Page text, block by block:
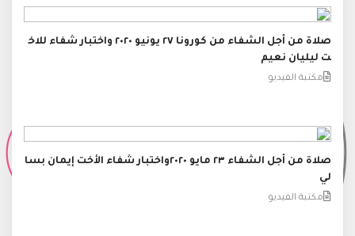
صلاة من أجل الشفاء من كورونا ٢٧ يونيو ٢٠٢٠ واختبار شفاء للاخ
ت ليليان نعيم
مكتبة الفيديو
صلاة من أجل الشفاء ٢٣ مايو ٢٠٢٠واختبار شفاء الأخت إيمان بسا
لي
مكتبة الفيديو